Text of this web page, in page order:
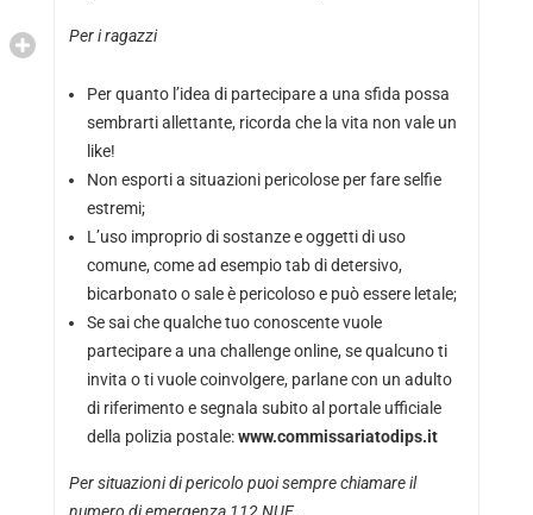
Per i ragazzi
Per quanto l’idea di partecipare a una sfida possa
sembrarti allettante, ricorda che la vita non vale un
like!
Non esporti a situazioni pericolose per fare selfie
estremi;
L’uso improprio di sostanze e oggetti di uso
comune, come ad esempio tab di detersivo,
bicarbonato o sale è pericoloso e può essere letale;
Se sai che qualche tuo conoscente vuole
partecipare a una challenge online, se qualcuno ti
invita o ti vuole coinvolgere, parlane con un adulto
di riferimento e segnala subito al portale ufficiale
della polizia postale:www.commissariatodips.it
Per situazioni di pericolo puoi sempre chiamare il
numero di emergenza 112 NUE.